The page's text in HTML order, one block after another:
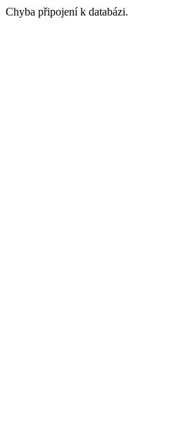
Chyba připojení k databázi.